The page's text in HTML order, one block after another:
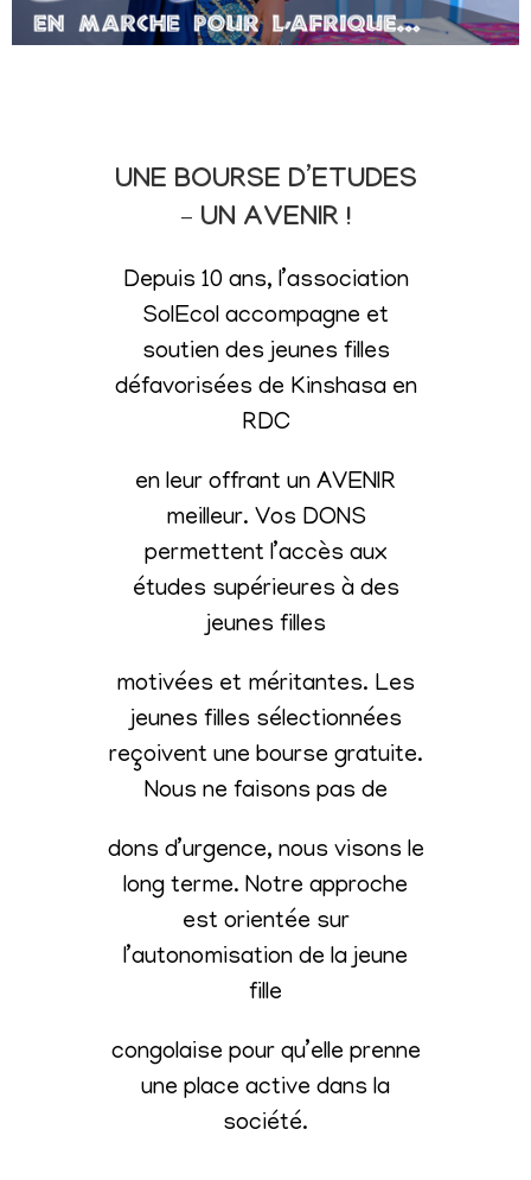
UNE BOURSE D’ETUDES
– UN AVENIR !
Depuis 10 ans, l’association
SolEcol accompagne et
soutien des jeunes filles
défavorisées de Kinshasa en
RDC
en leur offrant un AVENIR
meilleur. Vos DONS
permettent l’accès aux
études supérieures à des
jeunes filles
motivées et méritantes. Les
jeunes filles sélectionnées
reçoivent une bourse gratuite.
Nous ne faisons pas de
dons d’urgence, nous visons le
long terme. Notre approche
est orientée sur
l’autonomisation de la jeune
fille
congolaise pour qu’elle prenne
une place active dans la
société.